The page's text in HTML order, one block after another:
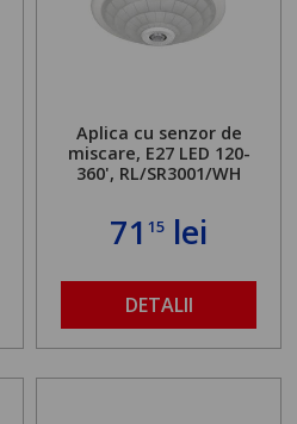
Aplica cu senzor de
miscare, E27 LED 120-
360', RL/SR3001/WH
7115 lei
DETALII